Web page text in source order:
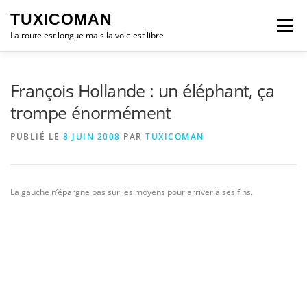
contenu
TUXICOMAN
La route est longue mais la voie est libre
Menu
François Hollande : un éléphant, ça
trompe énormément
PUBLIÉ LE 8 JUIN 2008 PAR TUXICOMAN
La gauche n’épargne pas sur les moyens pour arriver à ses fins.